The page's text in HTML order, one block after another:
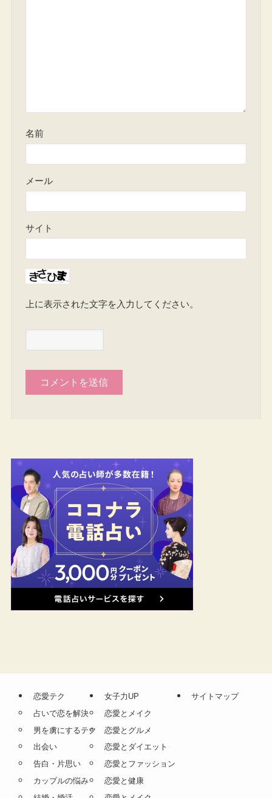
名前
メール
サイト
上に表示された文字を入力してください。
恋愛テク
占いで恋を解決
男を虜にするテク
出会い
告白・片思い
カップルの悩み
女子力UP
恋愛とメイク
恋愛とグルメ
恋愛とダイエット
恋愛とファッション
恋愛と健康
サイトマップ